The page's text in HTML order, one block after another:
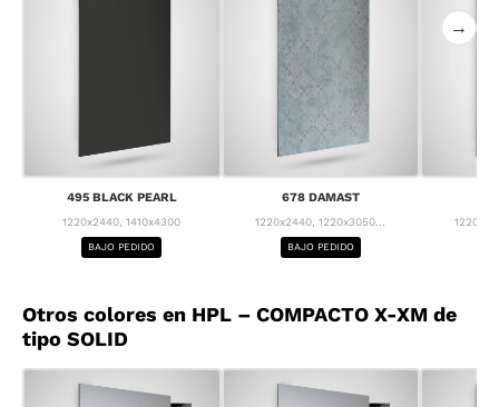
495 BLACK PEARL
1220x2440, 1410x4300
BAJO PEDIDO
678 DAMAST
1220x2440, 1220x3050...
BAJO PEDIDO
→
Otros colores en HPL – COMPACTO X-XM de
tipo SOLID